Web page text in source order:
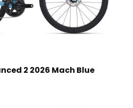
2 2026 Mach Blue